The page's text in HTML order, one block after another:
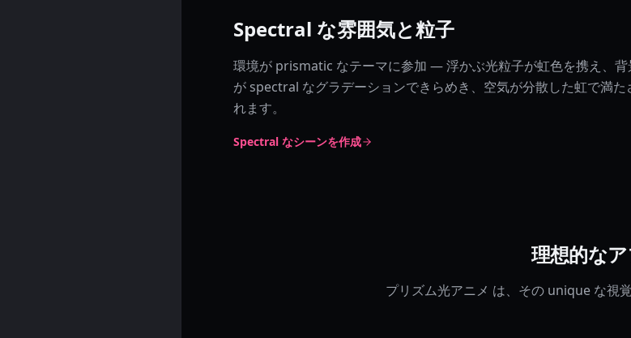
Spectral な雰囲気と粒子
環境が prismatic なテーマに参加 — 浮かぶ光粒子が虹色を携え、背
が spectral なグラデーションできらめき、空気が分散した虹で満た
れます。
Spectral なシーンを作成
理想的な
プリズム光アニメ は、その unique な視